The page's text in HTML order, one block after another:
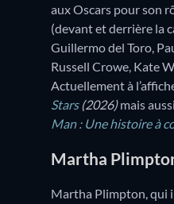
aux Oscars pour son
(devant et derrière la
Guillermo del Toro,
Russell Crowe, Kate
Actuellement à
Stars(2026)mais
Man : Une histoire à
Martha
Martha Plimpton, qui